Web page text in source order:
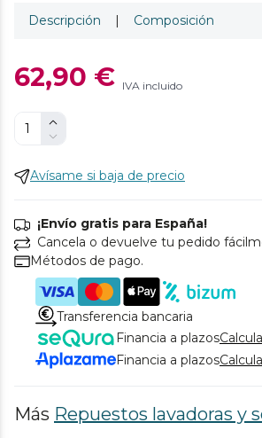
Descripción | Composición
62,90 € IVA incluido
Avísame si baja de precio
¡Envío gratis para España!
Cancela o devuelve tu pedido
Métodos de pago.
Transferencia bancaria
Financia a plazos
Financia a plazos
Más Repuestos lavadoras y